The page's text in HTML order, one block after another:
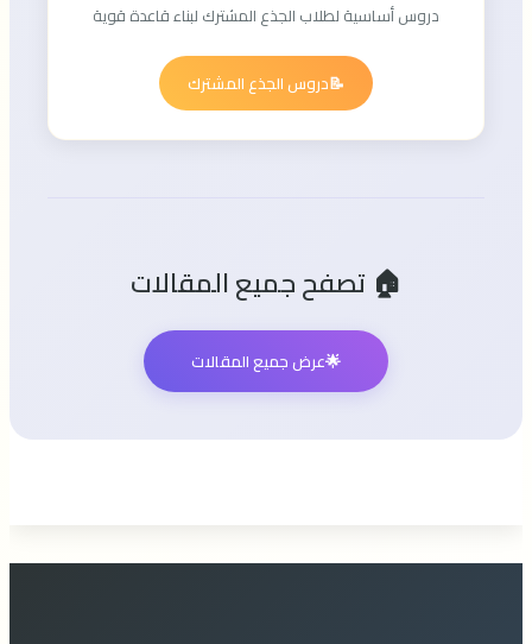
دروس أساسية لطلاب الجذع المشترك لبناء قاعدة قوية
📝دروس الجذع المشترك
🏠 تصفح جميع المقالات
🌟عرض جميع المقالات